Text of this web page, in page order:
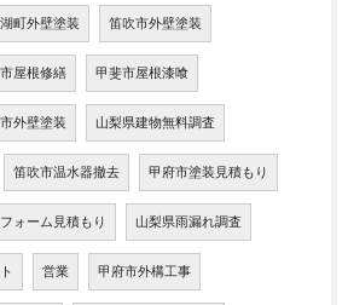
町外壁塗装 笛吹市外壁塗装
屋根修繕 甲斐市屋根漆喰
外壁塗装 山梨県建物無料調査
笛吹市温水器撤去 甲府市塗装見積もり
ォーム見積もり 山梨県雨漏れ調査
営業 甲府市外構工事